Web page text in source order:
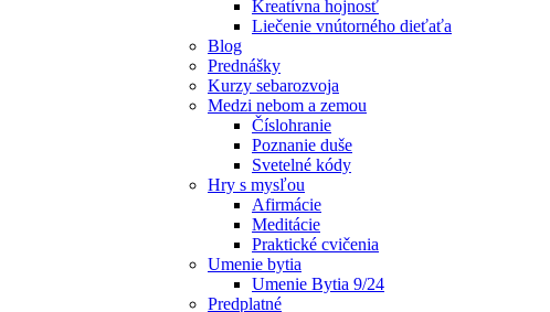
Kreatívna hojnosť
Liečenie vnútorného dieťaťa
Blog
Prednášky
Kurzy sebarozvoja
Medzi nebom a zemou
Číslohranie
Poznanie duše
Svetelné kódy
Hry s mysľou
Afirmácie
Meditácie
Praktické cvičenia
Umenie bytia
Umenie Bytia 9/24
Predplatné